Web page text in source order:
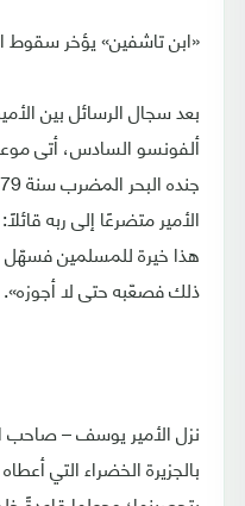
«ابن تاشفين» يؤخر سقوط
بعد سجال الرسائل بين
ألفونسو السادس، أتى
الأمير متضرعًا إلى ربه
هذا خيرة للمسلمين فسهّل
ذلك فصعّبه حتى لا أجوزه».
نزل الأمير يوسف – صاحب
بالجزيرة الخضراء التي